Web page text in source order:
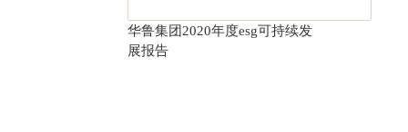
华鲁集团2020年度esg可持续发
展报告